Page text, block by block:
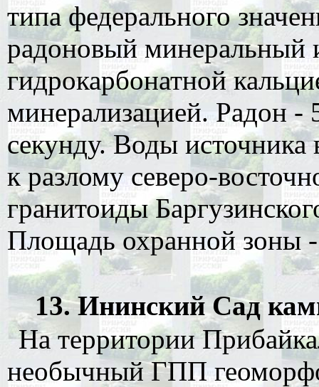
типа федерального
радоновый минеральный
гидрокарбонатной
минерализацией. Радон -
секунду. Воды
к разлому северо-
гранитоиды
Площадь охранной зоны
13. Ининский Сад
На территории
необычный ГПП